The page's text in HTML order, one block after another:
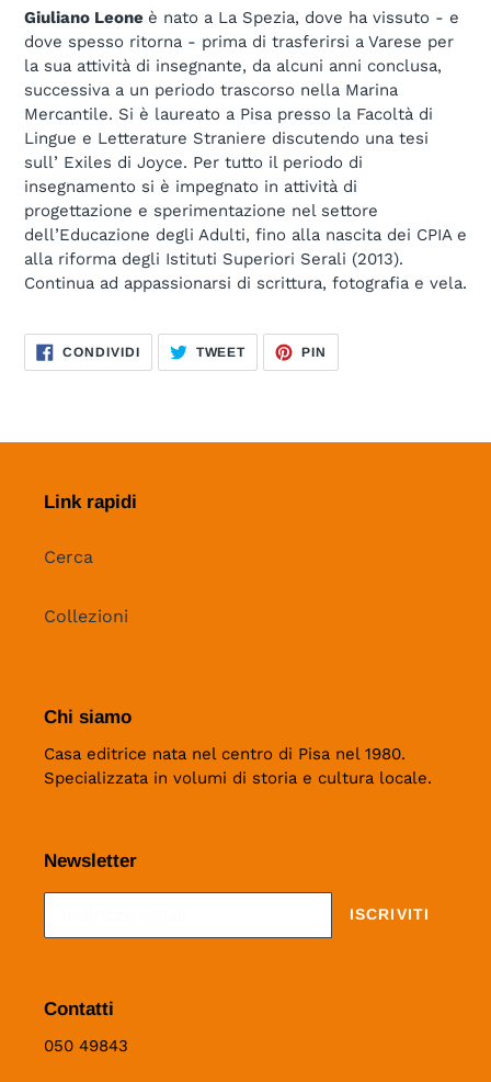
Giuliano Leone è nato a La Spezia, dove ha vissuto - e
dove spesso ritorna - prima di trasferirsi a Varese per
la sua attività di insegnante, da alcuni anni conclusa,
successiva a un periodo trascorso nella Marina
Mercantile. Si è laureato a Pisa presso la Facoltà di
Lingue e Letterature Straniere discutendo una tesi
sull’ Exiles di Joyce. Per tutto il periodo di
insegnamento si è impegnato in attività di
progettazione e sperimentazione nel settore
dell’Educazione degli Adulti, fino alla nascita dei CPIA e
alla riforma degli Istituti Superiori Serali (2013).
Continua ad appassionarsi di scrittura, fotografia e vela.
CONDIVIDICONDIVIDI
FACEBOOK
TWEETTWITTA
TWITTER
PIN
PINTEREST
Link rapidi
Cerca
Collezioni
Chi siamo
Casa editrice nata nel centro di Pisa nel 1980.
Specializzata in volumi di storia e cultura locale.
Newsletter
ISCRIVITI
Contatti
050 49843